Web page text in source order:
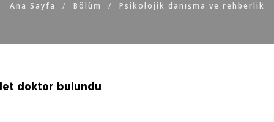
Ana Sayfa Bölüm Psikolojik danışma ve rehberlik
doktor bulundu